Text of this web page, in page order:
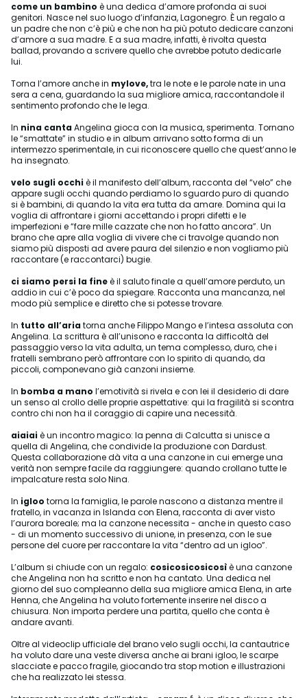
come un bambino è una dedica d’amore profonda ai suoi
genitori. Nasce nel suo luogo d’infanzia, Lagonegro. È un regalo a
un padre che non c’è più e che non ha più potuto dedicare canzoni
d’amore a sua madre. E a sua madre, infatti, è rivolta questa
ballad, provando a scrivere quello che avrebbe potuto dedicarle
lui.
Torna l’amore anche in mylove,tra le note e le parole nate in una
sera a cena, guardando la sua migliore amica, raccontandole il
sentimento profondo che le lega.
In nina canta Angelina gioca con la musica, sperimenta. Tornano
le “smattate” in studio e in album arrivano sotto forma di un
intermezzo sperimentale, in cui riconoscere quello che quest’anno le
ha insegnato.
velo sugli occhi è il manifesto dell’album, racconta del “velo” che
appare sugli occhi quando perdiamo lo sguardo puro di quando
si è bambini, di quando la vita era tutta da amare. Domina qui la
voglia di affrontare i giorni accettando i propri difetti e le
imperfezioni e “fare mille cazzate che non ho fatto ancora”. Un
brano che apre alla voglia di vivere che ci travolge quando non
siamo più disposti ad avere paura del silenzio e non vogliamo più
raccontare (e raccontarci) bugie.
ci siamo persi la fineè il saluto finale a quell’amore perduto, un
addio in cui c’è poco da spiegare. Racconta una mancanza, nel
modo più semplice e diretto che si potesse trovare.
In tutto all’aria torna anche Filippo Mango e l’intesa assoluta con
Angelina. La scrittura è all’unisono e racconta la difficoltà del
passaggio verso la vita adulta, un tema complesso, duro, che i
fratelli sembrano però affrontare con lo spirito di quando, da
piccoli, componevano già canzoni insieme.
In bomba a mano l’emotività si rivela e con lei il desiderio di dare
un senso al crollo delle proprie aspettative: qui la fragilità si scontra
contro chi non ha il coraggio di capire una necessità.
aiaiai è un incontro magico: la penna di Calcutta si unisce a
quella di Angelina, che condivide la produzione con Dardust.
Questa collaborazione dà vita a una canzone in cui emerge una
verità non sempre facile da raggiungere: quando crollano tutte le
impalcature resta solo Nina.
In igloo torna la famiglia, le parole nascono a distanza mentre il
fratello, in vacanza in Islanda con Elena, racconta di aver visto
l’aurora boreale; ma la canzone necessita - anche in questo caso
- di un momento successivo di unione, in presenza, con le sue
persone del cuore per raccontare la vita “dentro ad un igloo”.
L’album si chiude con un regalo: cosicosicosicosìè una canzone
che Angelina non ha scritto e non ha cantato. Una dedica nel
giorno del suo compleanno della sua migliore amica Elena, in arte
Henna, che Angelina ha voluto fortemente inserire nel disco a
chiusura. Non importa perdere una partita, quello che conta è
andare avanti.
Oltre al videoclip ufficiale del brano velo sugli occhi, la cantautrice
ha voluto dare una veste diversa anche ai brani igloo, le scarpe
slacciate e pacco fragile, giocando tra stop motion e illustrazioni
che ha realizzato lei stessa.